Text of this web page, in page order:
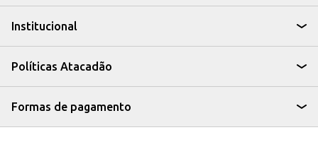
Institucional
Políticas Atacadão
Formas de pagamento